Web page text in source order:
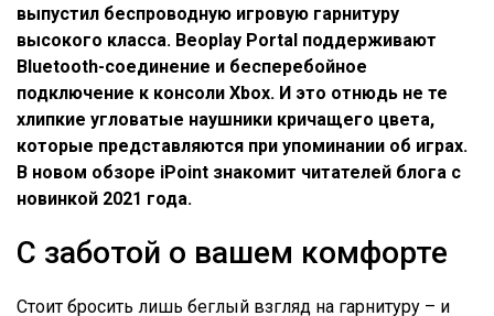
выпустил беспроводную игровую гарнитуру
высокого класса. Beoplay Portal поддерживают
Bluetooth-соединение и бесперебойное
подключение к консоли Xbox. И это отнюдь не те
хлипкие угловатые наушники кричащего цвета,
которые представляются при упоминании об играх.
В новом обзоре iPoint знакомит читателей блога с
новинкой 2021 года.
С заботой о вашем комфорте
Стоит бросить лишь беглый взгляд на гарнитуру – и